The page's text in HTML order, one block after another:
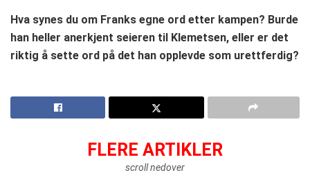
Hva synes du om Franks egne ord etter kampen? Burde
han heller anerkjent seieren til Klemetsen, eller er det
riktig å sette ord på det han opplevde som urettferdig?
FLERE ARTIKLER
scroll nedover